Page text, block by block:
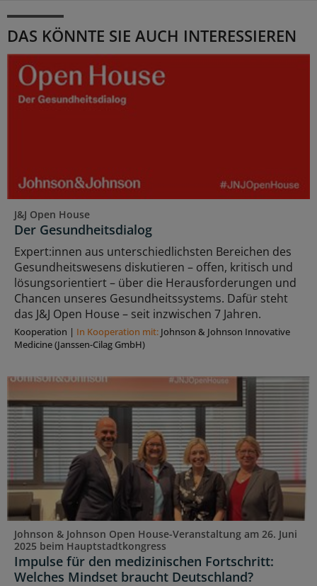
DAS KÖNNTE SIE AUCH INTERESSIEREN
J&J Open House
Der Gesundheitsdialog
Expert:innen aus unterschiedlichsten Bereichen des
Gesundheitswesens diskutieren – offen, kritisch und
lösungsorientiert – über die Herausforderungen und
Chancen unseres Gesundheitssystems. Dafür steht
das J&J Open House – seit inzwischen 7 Jahren.
Kooperation | In Kooperation mit: Johnson & Johnson Innovative
Medicine (Janssen-Cilag GmbH)
Johnson & Johnson Open House-Veranstaltung am 26. Juni
2025 beim Hauptstadtkongress
Impulse für den medizinischen Fortschritt:
Welches Mindset braucht Deutschland?